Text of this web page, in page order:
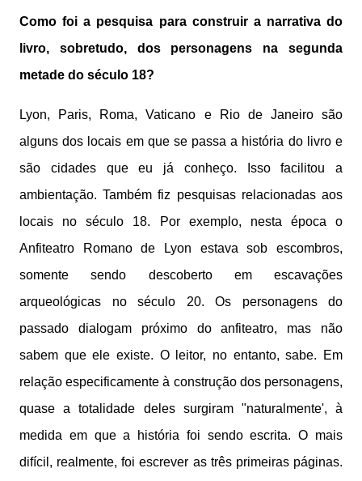
Como foi a pesquisa para construir a narrativa do
livro, sobretudo, dos personagens na segunda
metade do século 18?
Lyon, Paris, Roma, Vaticano e Rio de Janeiro são
alguns dos locais em que se passa a história do livro e
são cidades que eu já conheço. Isso facilitou a
ambientação. Também fiz pesquisas relacionadas aos
locais no século 18. Por exemplo, nesta época o
Anfiteatro Romano de Lyon estava sob escombros,
somente sendo descoberto em escavações
arqueológicas no século 20. Os personagens do
passado dialogam próximo do anfiteatro, mas não
sabem que ele existe. O leitor, no entanto, sabe. Em
relação especificamente à construção dos personagens,
quase a totalidade deles surgiram "naturalmente', à
medida em que a história foi sendo escrita. O mais
difícil, realmente, foi escrever as três primeiras páginas.